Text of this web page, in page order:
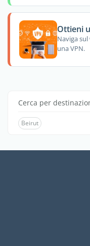
Ottieni
Naviga
una VPN.
Cerca per
Beirut